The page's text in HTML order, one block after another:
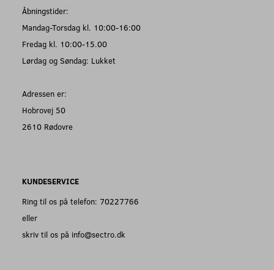
Åbningstider:
Mandag-Torsdag kl. 10:00-16:00
Fredag kl. 10:00-15.00
Lørdag og Søndag: Lukket
Adressen er:
Hobrovej 50
2610 Rødovre
KUNDESERVICE
Ring til os på telefon: 70227766
eller
skriv til os på info@sectro.dk